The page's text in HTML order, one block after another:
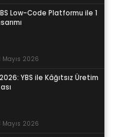
Low-Code Platformu ile 1
Mayıs 2026
YBS ile Kâğıtsız Üretim
Mayıs 2026